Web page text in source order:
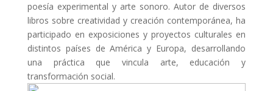
poesía experimental y arte sonoro. Autor de diversos
libros sobre creatividad y creación contemporánea, ha
participado en exposiciones y proyectos culturales en
distintos países de América y Europa, desarrollando
una práctica que vincula arte, educación y
transformación social.